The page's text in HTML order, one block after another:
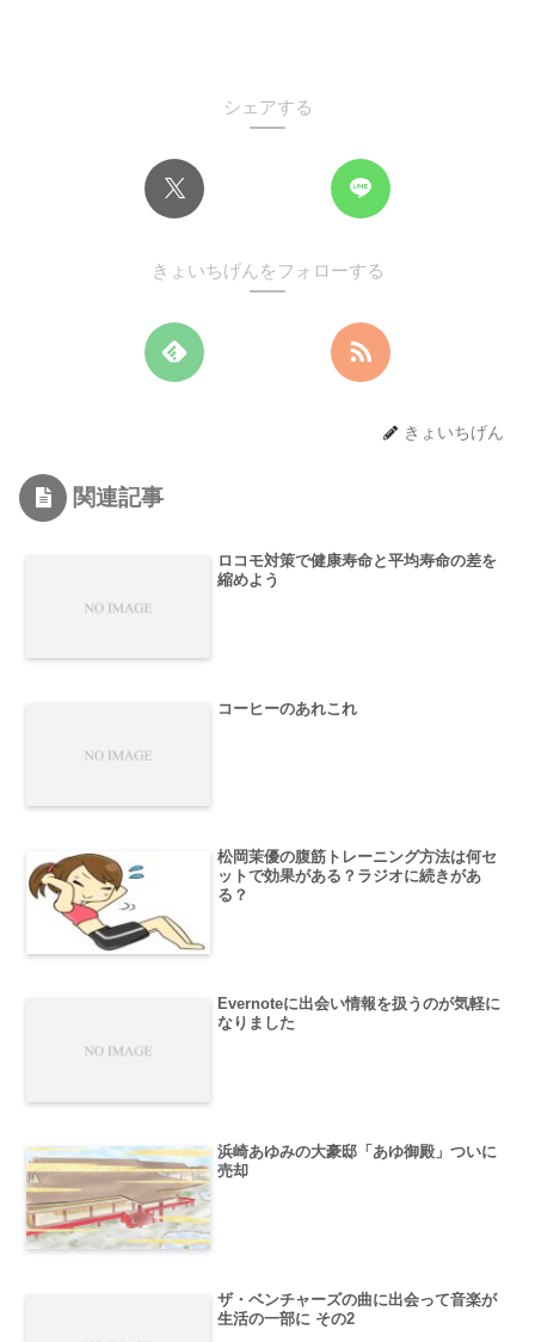
シェアする
きょいちげんをフォローする
きょいちげん
関連記事
ロコモ対策で健康寿命と平均寿命の差を
縮めよう
コーヒーのあれこれ
松岡茉優の腹筋トレーニング方法は何セ
ットで効果がある？ラジオに続きがあ
る？
Evernoteに出会い情報を扱うのが気軽に
なりました
浜崎あゆみの大豪邸「あゆ御殿」ついに
売却
ザ・ベンチャーズの曲に出会って音楽が
生活の一部に その2